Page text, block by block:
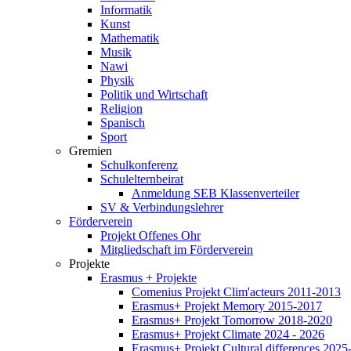
Informatik
Kunst
Mathematik
Musik
Nawi
Physik
Politik und Wirtschaft
Religion
Spanisch
Sport
Gremien
Schulkonferenz
Schulelternbeirat
Anmeldung SEB Klassenverteiler
SV & Verbindungslehrer
Förderverein
Projekt Offenes Ohr
Mitgliedschaft im Förderverein
Projekte
Erasmus + Projekte
Comenius Projekt Clim'acteurs 2011-2013
Erasmus+ Projekt Memory 2015-2017
Erasmus+ Projekt Tomorrow 2018-2020
Erasmus+ Projekt Climate 2024 - 2026
Erasmus+ Projekt Cultural differences